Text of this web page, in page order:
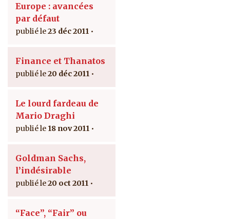
Europe : avancées
par défaut
23 déc 2011
Finance et Thanatos
20 déc 2011
Le lourd fardeau de
Mario Draghi
18 nov 2011
Goldman Sachs,
l’indésirable
20 oct 2011
“Face”, “Fair” ou